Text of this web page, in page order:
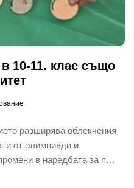
10-11. клас също
разширява облекчения
от олимпиади и
в наредбата за п…